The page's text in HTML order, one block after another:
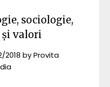
sociologie,
și valori
2018 byProvita